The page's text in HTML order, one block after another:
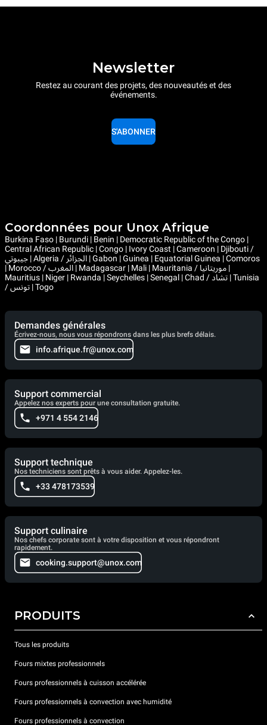
Newsletter
Restez au courant des projets, des nouveautés et des
événements.
S'ABONNER
Coordonnées pour Unox Afrique
Burkina Faso | Burundi | Benin | Democratic Republic of the Congo |
Central African Republic | Congo | Ivory Coast | Cameroon | Djibouti /
جيبوتي | Algeria / الجزائر | Gabon | Guinea | Equatorial Guinea | Comoros
| Morocco / المغرب | Madagascar | Mali | Mauritania / موريتانيا |
Mauritius | Niger | Rwanda | Seychelles | Senegal | Chad / تشاد | Tunisia
/ تونس | Togo
Demandes générales
Écrivez-nous, nous vous répondrons dans les plus brefs délais.
info.afrique.fr@unox.com
Support commercial
Appelez nos experts pour une consultation gratuite.
+971 4 554 2146
Support technique
Nos techniciens sont prêts à vous aider. Appelez-les.
+33 478173539
Support culinaire
Nos chefs corporate sont à votre disposition et vous répondront
rapidement.
cooking.support@unox.com
PRODUITS
Tous les produits
Fours mixtes professionnels
Fours professionnels à cuisson accélérée
Fours professionnels à convection avec humidité
Fours professionnels à convection